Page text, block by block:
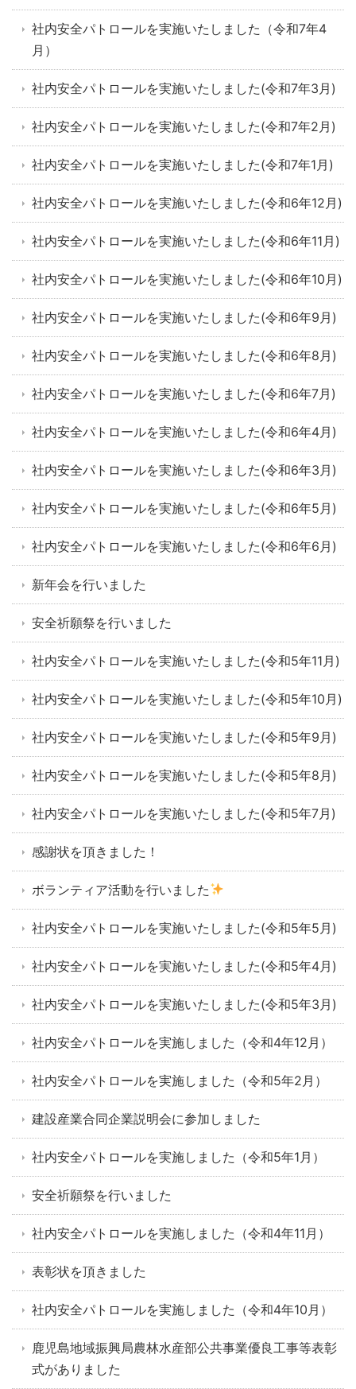
社内安全パトロールを実施いたしました（令和7年4
月）
社内安全パトロールを実施いたしました(令和7年3月)
社内安全パトロールを実施いたしました(令和7年2月)
社内安全パトロールを実施いたしました(令和7年1月)
社内安全パトロールを実施いたしました(令和6年12月)
社内安全パトロールを実施いたしました(令和6年11月)
社内安全パトロールを実施いたしました(令和6年10月)
社内安全パトロールを実施いたしました(令和6年9月)
社内安全パトロールを実施いたしました(令和6年8月)
社内安全パトロールを実施いたしました(令和6年7月)
社内安全パトロールを実施いたしました(令和6年4月)
社内安全パトロールを実施いたしました(令和6年3月)
社内安全パトロールを実施いたしました(令和6年5月)
社内安全パトロールを実施いたしました(令和6年6月)
新年会を行いました
安全祈願祭を行いました
社内安全パトロールを実施いたしました(令和5年11月)
社内安全パトロールを実施いたしました(令和5年10月)
社内安全パトロールを実施いたしました(令和5年9月)
社内安全パトロールを実施いたしました(令和5年8月)
社内安全パトロールを実施いたしました(令和5年7月)
感謝状を頂きました！
ボランティア活動を行いました
社内安全パトロールを実施いたしました(令和5年5月)
社内安全パトロールを実施いたしました(令和5年4月)
社内安全パトロールを実施いたしました(令和5年3月)
社内安全パトロールを実施しました（令和4年12月）
社内安全パトロールを実施しました（令和5年2月）
建設産業合同企業説明会に参加しました
社内安全パトロールを実施しました（令和5年1月）
安全祈願祭を行いました
社内安全パトロールを実施しました（令和4年11月）
表彰状を頂きました
社内安全パトロールを実施しました（令和4年10月）
鹿児島地域振興局農林水産部公共事業優良工事等表彰
式がありました